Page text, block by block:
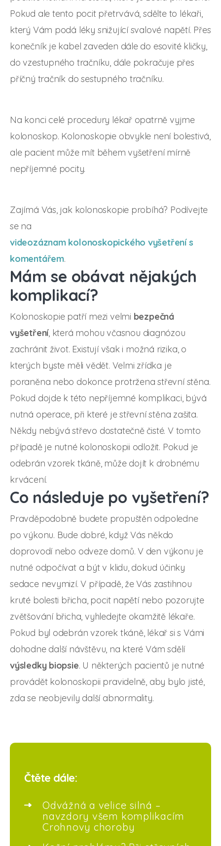
Čtěte dále:
Odvážná a velice silná –
navzdory všem komplikacím
Crohnovy choroby
Pokud ale tento pocit přetrvává, sdělte to lékaři,
který Vám podá léky snižující svalové napětí. Přes
konečník je kabel zaveden dále do esovité kličky,
do vzestupného tračníku, dále pokračuje přes
příčný tračník do sestupného tračníku.
Na konci celé procedury lékař opatrně vyjme
kolonoskop. Kolonoskopie obvykle není bolestivá,
ale pacient může mít během vyšetření mírně
nepříjemné pocity.
Zajímá Vás, jak kolonoskopie probíhá? Podívejte
se na
videozáznam kolonoskopického vyšetření s
komentářem.
Mám se obávat nějakých
komplikací?
Kolonoskopie patří mezi velmi bezpečná
vyšetření, která mohou včasnou diagnózou
zachránit život. Existují však i možná rizika, o
kterých byste měli vědět. Velmi zřídka je
poraněna nebo dokonce protržena střevní stěna.
Pokud dojde k této nepříjemné komplikaci, bývá
nutná operace, při které je střevní stěna zašita.
Někdy nebývá střevo dostatečně čisté. V tomto
případě je nutné kolonoskopii odložit. Pokud je
odebrán vzorek tkáně, může dojít k drobnému
krvácení.
Co následuje po vyšetření?
Pravděpodobně budete propuštěn odpoledne
po výkonu. Bude dobré, když Vás někdo
doprovodí nebo odveze domů. V den výkonu je
nutné odpočívat a být v klidu, dokud účinky
sedace nevymizí. V případě, že Vás zastihnou
kruté bolesti břicha, pocit napětí nebo pozorujte
zvětšování břicha, vyhledejte okamžitě lékaře.
Pokud byl odebrán vzorek tkáně, lékař si s Vámi
dohodne další návštěvu, na které Vám sdělí
výsledky biopsie. U některých pacientů je nutné
provádět kolonoskopii pravidelně, aby bylo jisté,
zda se neobjevily další abnormality.